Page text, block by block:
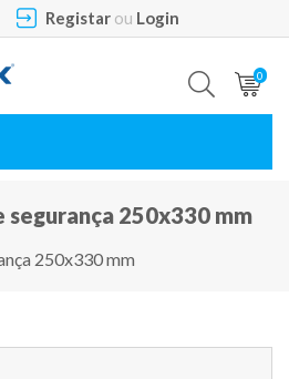
Registarou Login
0
segurança 250x330 mm
250x330 mm